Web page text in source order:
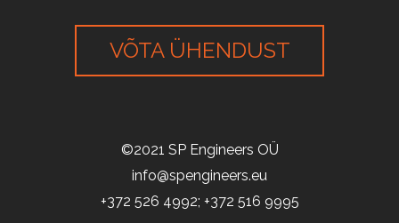
VÕTA ÜHENDUST
©2021 SP Engineers OÜ
info@spengineers.eu
+372 526 4992; +372 516 9995